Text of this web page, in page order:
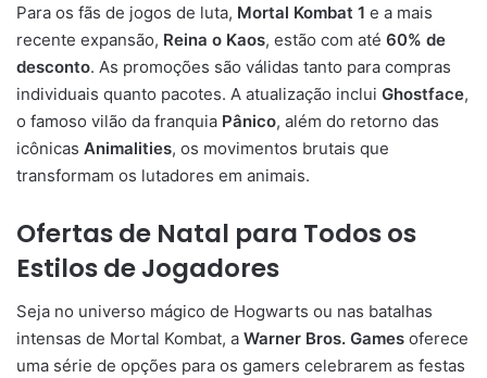
Para os fãs de jogos de luta, Mortal Kombat 1 e a mais
recente expansão, Reina o Kaos, estão com até 60% de
desconto. As promoções são válidas tanto para compras
individuais quanto pacotes. A atualização inclui Ghostface,
o famoso vilão da franquia Pânico, além do retorno das
icônicas Animalities, os movimentos brutais que
transformam os lutadores em animais.
Ofertas de Natal para Todos os
Estilos de Jogadores
Seja no universo mágico de Hogwarts ou nas batalhas
intensas de Mortal Kombat, a Warner Bros. Games oferece
uma série de opções para os gamers celebrarem as festas